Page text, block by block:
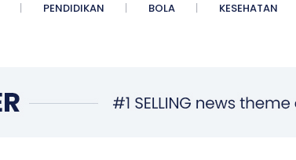
PENDIDIKAN BOLA KESEHATAN